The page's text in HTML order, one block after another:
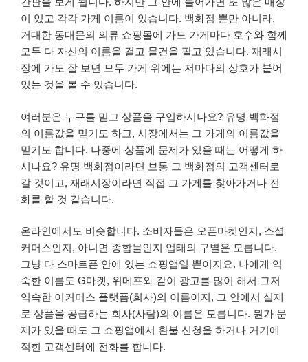
이 있고 각각 가게 이름이 있습니다. 백화점 뿐만 아니라,
거대한 동대문의 의류 쇼핑몰에 가도 가게마다 호수와 함께
모두 다 자신의 이름을 걸고 물건을 팔고 있습니다. 재래시
장에 가도 잘 보면 모두 가게 위에는 저마다의 상호가 붙어
있는 것을 볼 수 있습니다.
여러분은 누구를 믿고 상품을 구입하시나요? 유명 백화점
의 이름값을 믿기도 하고, 시장에서는 그 가게의 이름값을
믿기도 합니다. 나중에 상품에 문제가 있을 때는 어떻게 하
시나요? 유명 백화점이라면 보통 그 백화점의 고객센터로
갈 것이고, 재래시장이라면 직접 그 가게를 찾아가거나 전
화를 할 것 같습니다.
온라인에서도 비슷합니다. 소비자들은 오픈마켓인지, 소셜
커머스인지, 아니면 종합몰인지 업태의 구별은 모릅니다.
그냥 다 스마트폰 안에 있는 쇼핑앱일 뿐이지요. 나에게 익
숙한 이름도 G마켓, 위메프와 같이 광고를 많이 해서 그저
익숙한 이커머스 플랫폼(회사)의 이름이지, 그 안에서 실제
로 상품을 공급하는 회사(사람)의 이름은 모릅니다. 뭔가 문
제가 있을 때도 그 쇼핑앱에서 환불 신청을 하거나 거기에
적힌 고객센터에 전화를 합니다.